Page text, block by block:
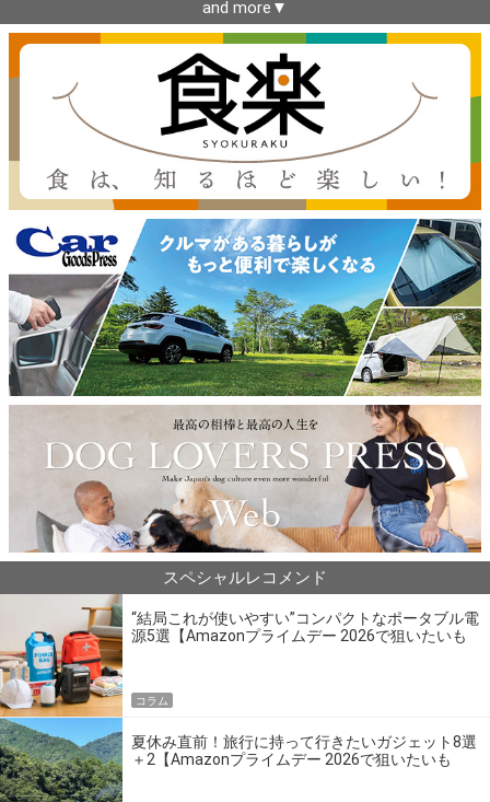
and more▼
スペシャルレコメンド
“結局これが使いやすい”コンパクトなポータブル電
源5選【Amazonプライムデー 2026で狙いたいも
コラム
夏休み直前！旅行に持って行きたいガジェット8選
＋2【Amazonプライムデー 2026で狙いたいも